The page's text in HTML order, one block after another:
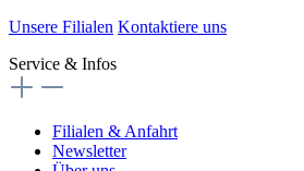
Unsere Filialen Kontaktiere uns
Service & Infos
Filialen & Anfahrt
Newsletter